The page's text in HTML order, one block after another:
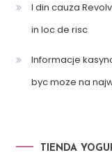
l din cauza
in loc de risc
Informacje
byc moze na
TIENDA